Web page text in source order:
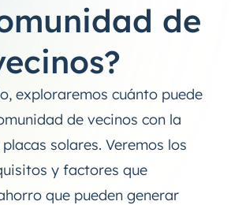
de
exploraremos cuánto puede
de vecinos con la
solares. Veremos los
y factores que
que pueden generar